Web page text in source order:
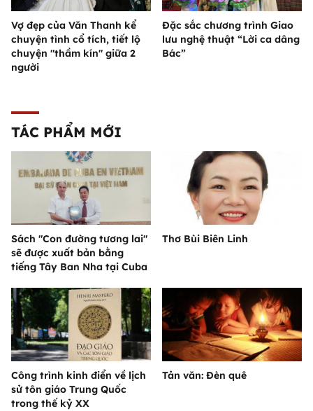
Vợ đẹp của Văn Thanh kể
chuyện tình cổ tích, tiết lộ
chuyện "thầm kín" giữa 2
người
Đặc sắc chương trình Giao
lưu nghệ thuật “Lời ca dâng
Bác”
TÁC PHẨM MỚI
Sách "Con đường tương lai"
sẽ được xuất bản bằng
tiếng Tây Ban Nha tại Cuba
Thơ Bùi Biên Linh
Công trình kinh điển về lịch
sử tôn giáo Trung Quốc
trong thế kỷ XX
Tản văn: Đèn quê